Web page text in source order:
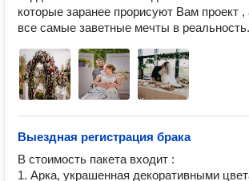
которые заранее прорисуют Вам проект
все самые заветные мечты в реальность.
Выездная регистрация брака
В стоимость пакета входит :
1. Арка, украшенная декоративными